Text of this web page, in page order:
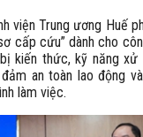
viện Trung ương Huế
cấp cứu” dành cho
kiến thức, kỹ năng xử
an toàn lao động
làm việc.